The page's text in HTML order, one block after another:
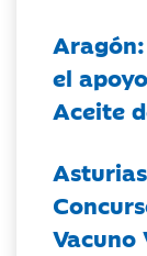
el
Aceite